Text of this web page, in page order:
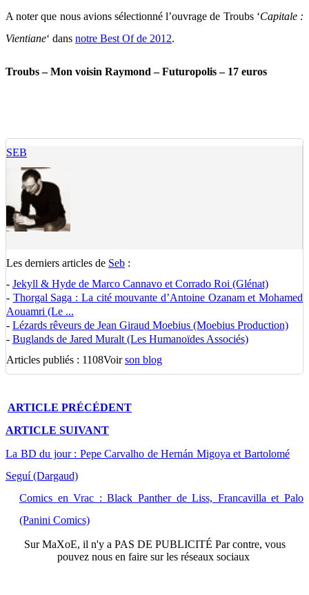
A noter que nous avions sélectionné l’ouvrage de Troubs ‘Capitale :
Vientiane‘ dans notre Best Of de 2012.
Troubs – Mon voisin Raymond – Futuropolis – 17 euros
SEB
Les derniers articles de Seb :
- Jekyll & Hyde de Marco Cannavo et Corrado Roi (Glénat)
- Thorgal Saga : La cité mouvante d’Antoine Ozanam et Mohamed
Aouamri (Le ...
- Lézards rêveurs de Jean Giraud Moebius (Moebius Production)
- Buglands de Jared Muralt (Les Humanoïdes Associés)
Articles publiés : 1108Voirson blog
ARTICLE PRÉCÉDENT
ARTICLE SUIVANT
La BD du jour : Pepe Carvalho de Hernán Migoya et Bartolomé
Seguí (Dargaud)
Comics en Vrac : Black Panther de Liss, Francavilla et Palo
(Panini Comics)
SurMaXoE, il n'y a PAS DE PUBLICITÉ Par contre, vous
pouvez nous en faire sur les réseaux sociaux